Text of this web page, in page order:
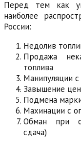
Перед тем как
наиболее
России:
Недолив
Продажа
топлива
Манипуляции
Завышение
Подмена
Махинации с
Обман при
сдача)